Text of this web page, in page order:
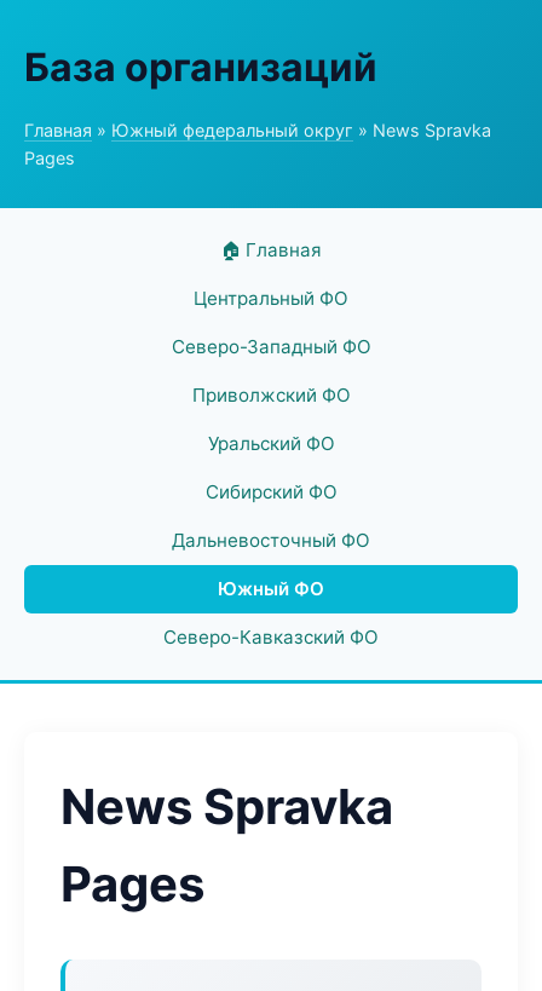
База организаций
Главная » Южный федеральный округ » News Spravka
Pages
🏠 Главная
Центральный ФО
Северо-Западный ФО
Приволжский ФО
Уральский ФО
Сибирский ФО
Дальневосточный ФО
Южный ФО
Северо-Кавказский ФО
News Spravka
Pages